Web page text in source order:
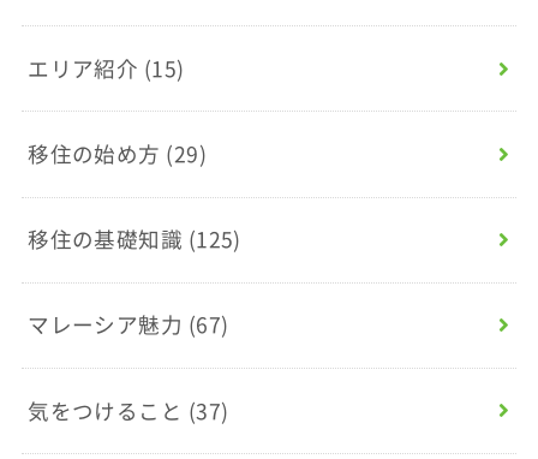
エリア紹介 (15)
移住の始め方 (29)
移住の基礎知識 (125)
マレーシア魅力 (67)
気をつけること (37)